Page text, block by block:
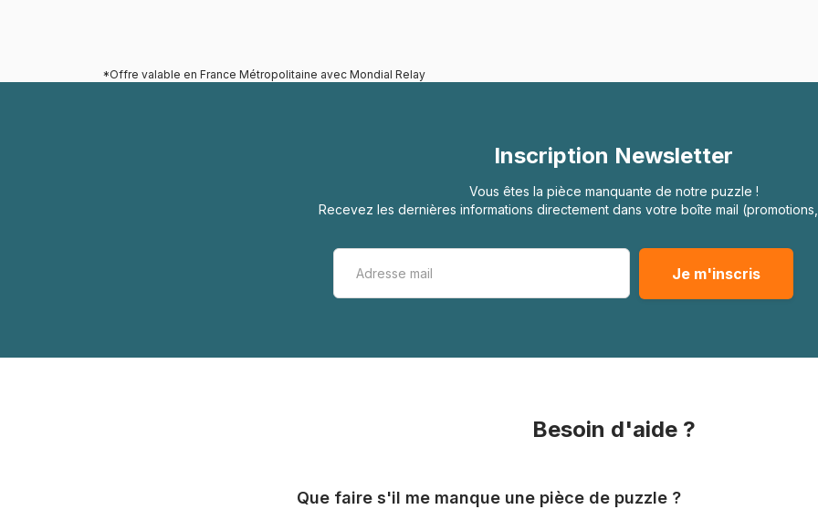
*Offre valable en France Métropolitaine avec Mondial Relay
Inscription Newsletter
Vous êtes la pièce manquante de notre puzzle !
Recevez les dernières informations directement dans votre boîte mail
Besoin d'aide ?
Que faire s'il me manque une pièce de puzzle ?